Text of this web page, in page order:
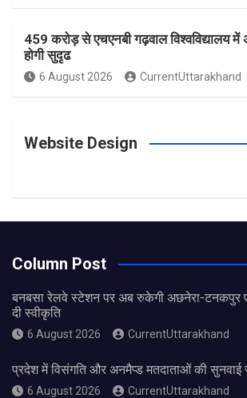
459 करोड़ से एचएनबी गढ़वाल विश्वविद्यालय
होगी सुदृढ
6 August 2026 CurrentUttarakhand
Website Design
Column Post
बनबसा रेलवे स्टेशन पर अब रुकेगी अछनेरा-टनकपुर
दी स्वीकृति
6 August 2026 CurrentUttarakhand
प्रदेश में विसंगति और अनमैप्ड मतदाताओं की सुनवाई
6 August 2026 CurrentUttarakhand